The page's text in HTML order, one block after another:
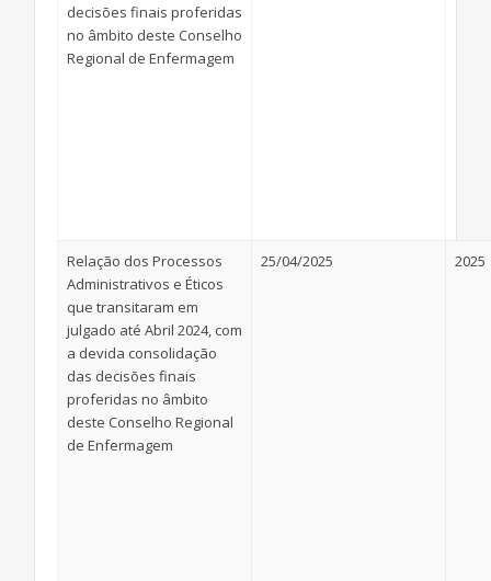
decisões finais proferidas
no âmbito deste Conselho
Regional de Enfermagem
Relação dos Processos
Administrativos e Éticos
que transitaram em
julgado até Abril 2024, com
a devida consolidação
das decisões finais
proferidas no âmbito
deste Conselho Regional
de Enfermagem
25/04/2025 2025